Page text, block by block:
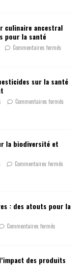
culinaire ancestral
pour la santé
Commentaires fermés
sur la santé
Commentaires fermés
la biodiversité et
Commentaires fermés
: des atouts pour la
Commentaires fermés
des produits